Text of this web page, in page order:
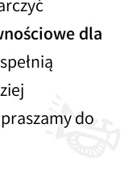
dla
do